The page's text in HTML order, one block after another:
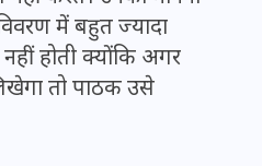
में बहुत ज्यादा
होती क्योंकि अगर
तो पाठक उसे